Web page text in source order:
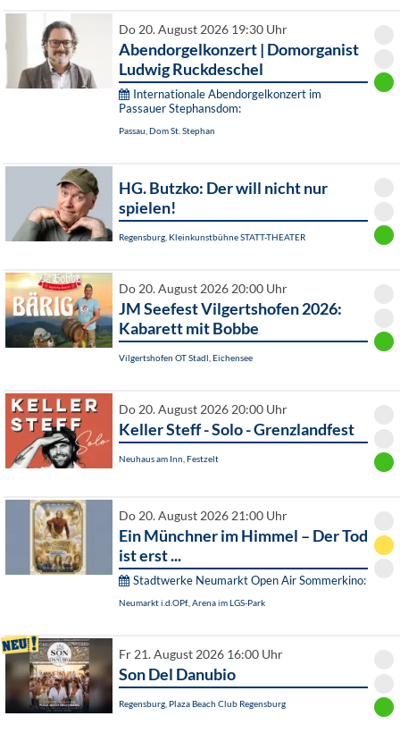
Do 20. August 2026 19:30 Uhr
Abendorgelkonzert | Domorganist
Ludwig Ruckdeschel
Internationale Abendorgelkonzert im
Passauer Stephansdom:
Passau, Dom St. Stephan
HG. Butzko: Der will nicht nur
spielen!
Regensburg, Kleinkunstbühne STATT-THEATER
Do 20. August 2026 20:00 Uhr
JM Seefest Vilgertshofen 2026:
Kabarett mit Bobbe
Vilgertshofen OT Stadl, Eichensee
Do 20. August 2026 20:00 Uhr
Keller Steff - Solo - Grenzlandfest
Neuhaus am Inn, Festzelt
Do 20. August 2026 21:00 Uhr
Ein Münchner im Himmel – Der Tod
ist erst ...
Stadtwerke Neumarkt Open Air Sommerkino:
Neumarkt i.d.OPf., Arena im LGS-Park
Fr 21. August 2026 16:00 Uhr
Son Del Danubio
Regensburg, Plaza Beach Club Regensburg